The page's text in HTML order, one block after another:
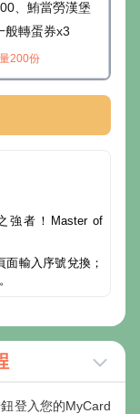
、鮪當勞漢堡
般轉蛋券x3
200份
強者！Master of
輸入序號兌換；
登入您的MyCard